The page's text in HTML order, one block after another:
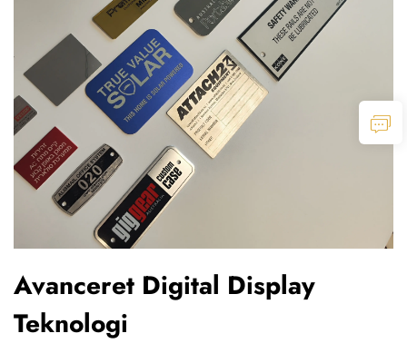
Avanceret Digital Display
Teknologi